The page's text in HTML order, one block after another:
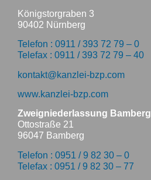
Königstorgraben 3
90402 Nürnberg
Telefon : 0911 / 393 72 79 – 0
Telefax : 0911 / 393 72 79 – 40
kontakt@kanzlei-bzp.com
www.kanzlei-bzp.com
Zweigniederlassung Bamberg
Ottostraße 21
96047 Bamberg
Telefon : 0951 / 9 82 30 – 0
Telefax : 0951 / 9 82 30 – 77